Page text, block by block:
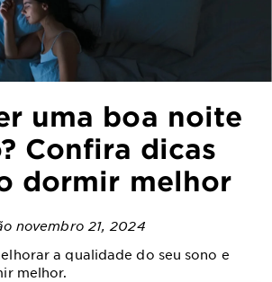
uma boa noite
Confira dicas
dormir melhor
novembro 21, 2024
a qualidade do seu sono e
melhor.